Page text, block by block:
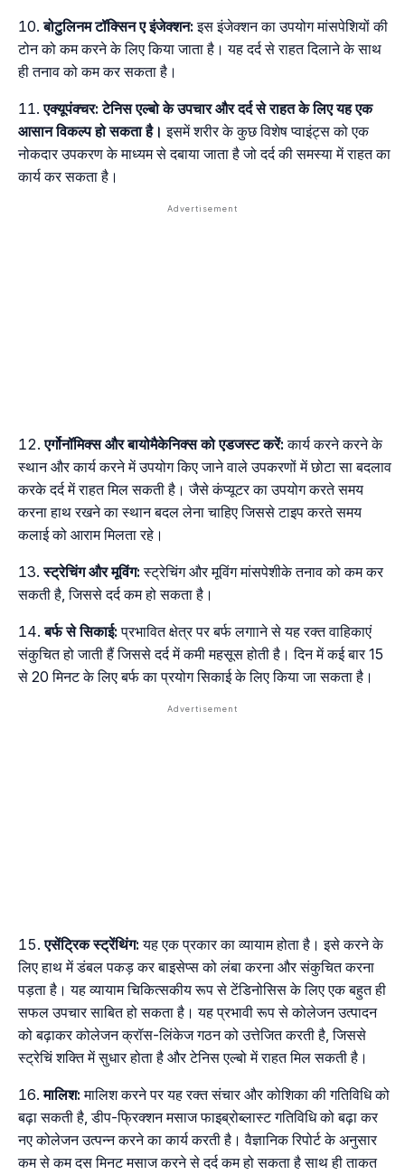
बोटुलिनम टॉक्सिन ए इंजेक्शन: इस इंजेक्शन का उपयोग मांसपेशियों की
टोन को कम करने के लिए किया जाता है। यह दर्द से राहत दिलाने के साथ
ही तनाव को कम कर सकता है।
एक्यूपंक्चर: टेनिस एल्बो के उपचार और दर्द से राहत के लिए यह एक
आसान विकल्प हो सकता है। इसमें शरीर के कुछ विशेष प्वाइंट्स को एक
नोकदार उपकरण के माध्यम से दबाया जाता है जो दर्द की समस्या में राहत का
कार्य कर सकता है।
एर्गोनॉमिक्स और बायोमैकेनिक्स को एडजस्ट करें: कार्य करने करने के
स्थान और कार्य करने में उपयोग किए जाने वाले उपकरणों में छोटा सा बदलाव
करके दर्द में राहत मिल सकती है। जैसे कंप्यूटर का उपयोग करते समय
करना हाथ रखने का स्थान बदल लेना चाहिए जिससे टाइप करते समय
कलाई को आराम मिलता रहे।
स्ट्रेचिंग और मूविंग: स्ट्रेचिंग और मूविंग मांसपेशीके तनाव को कम कर
सकती है, जिससे दर्द कम हो सकता है।
बर्फ से सिकाई: प्रभावित क्षेत्र पर बर्फ लगााने से यह रक्त वाहिकाएं
संकुचित हो जाती हैं जिससे दर्द में कमी महसूस होती है। दिन में कई बार 15
से 20 मिनट के लिए बर्फ का प्रयोग सिकाई के लिए किया जा सकता है।
एसेंट्रिक स्ट्रेंथिंग: यह एक प्रकार का व्यायाम होता है। इसे करने के
लिए हाथ में डंबल पकड़ कर बाइसेप्स को लंबा करना और संकुचित करना
पड़ता है। यह व्यायाम चिकित्सकीय रूप से टेंडिनोसिस के लिए एक बहुत ही
सफल उपचार साबित हो सकता है। यह प्रभावी रूप से कोलेजन उत्पादन
को बढ़ाकर कोलेजन क्रॉस-लिंकेज गठन को उत्तेजित करती है, जिससे
स्ट्रेचिं शक्ति में सुधार होता है और टेनिस एल्बो में राहत मिल सकती है।
मालिश: मालिश करने पर यह रक्त संचार और कोशिका की गतिविधि को
बढ़ा सकती है, डीप-फ्रिक्शन मसाज फाइब्रोब्लास्ट गतिविधि को बढ़ा कर
नए कोलेजन उत्पन्न करने का कार्य करती है। वैज्ञानिक रिपोर्ट के अनुसार
कम से कम दस मिनट मसाज करने से दर्द कम हो सकता है साथ ही ताकत